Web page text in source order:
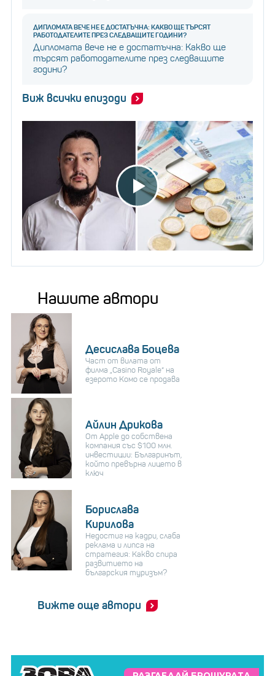
ДИПЛОМАТА ВЕЧЕ НЕ Е ДОСТАТЪЧНА: КАКВО ЩЕ ТЪРСЯТ
РАБОТОДАТЕЛИТЕ ПРЕЗ СЛЕДВАЩИТЕ ГОДИНИ?
Дипломата вече не е достатъчна: Какво ще
търсят работодателите през следващите
години?
Виж всички епизоди
Нашите автори
Десислава Боцева
Част от вилата от
филма „Casino Royale“ на
езерото Комо се продава
Айлин Дрикова
От Apple до собствена
компания със $100 млн.
инвестиции: Българинът,
който превърна лицето в
ключ
Борислава
Кирилова
Недостиг на кадри, слаба
реклама и липса на
стратегия: Какво спира
развитието на
българския туризъм?
Вижте още автори